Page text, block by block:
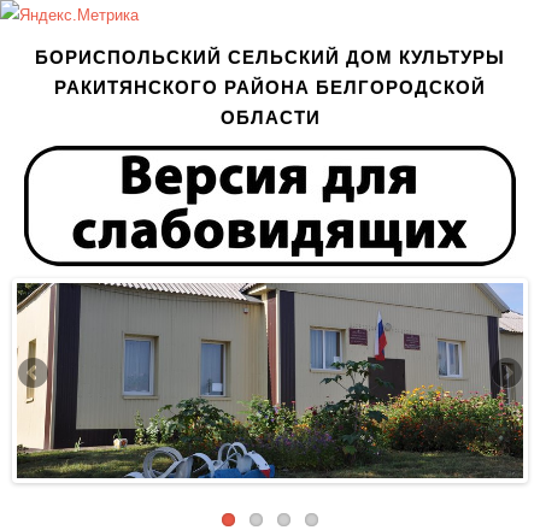
БОРИСПОЛЬСКИЙ СЕЛЬСКИЙ ДОМ КУЛЬТУРЫ
РАКИТЯНСКОГО РАЙОНА БЕЛГОРОДСКОЙ
ОБЛАСТИ